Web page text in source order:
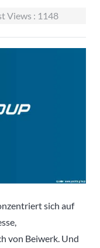
Views : 1148
sich auf
von Beiwerk. Und